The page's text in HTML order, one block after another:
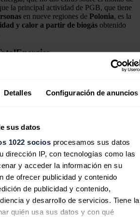
Detalles Configuración de anuncios
sus datos
1022 sociosprocesamos sus datos
dirección IP, con tecnologías como las
y acceder la información en su
de ofrecer publicidad y contenido
de publicidad y contenido,
y desarrollo de servicios. Tiene la
quién usa sus datos y con qué
la principal actividad de PGB, que tiene
en nueve regiones de Polonia, es la
y calor a partir de biogás obtenido
hora anuales
. Además, la compañía
de desarrollo.
activos de Exploración y Producción
acuerdo con TotalEnergies para la
de Exploración y Producción en
adquisición le refuerza en su posición en el
aumenta sucapacidad de producción a
particular en el mercado polaco que,